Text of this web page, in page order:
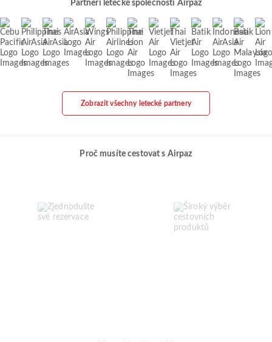
Partneři letecké společnosti Airpaz
Zobrazit všechny letecké partnery
Proč musíte cestovat s Airpaz